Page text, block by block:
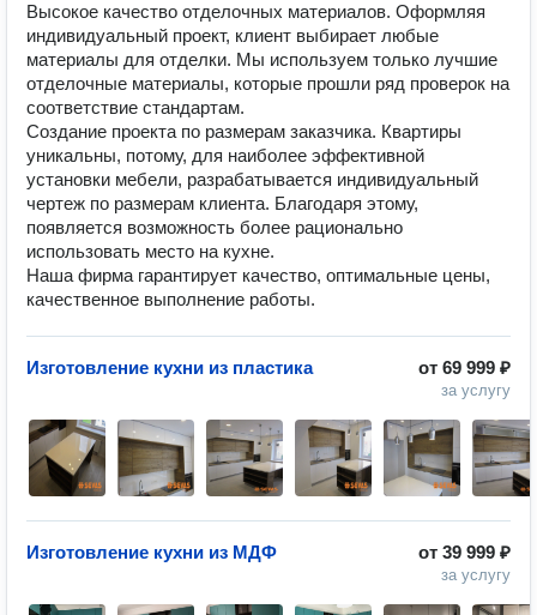
Высокое качество отделочных материалов. Оформляя
индивидуальный проект, клиент выбирает любые
материалы для отделки. Мы используем только лучшие
отделочные материалы, которые прошли ряд проверок на
соответствие стандартам.
Создание проекта по размерам заказчика. Квартиры
уникальны, потому, для наиболее эффективной
установки мебели, разрабатывается индивидуальный
чертеж по размерам клиента. Благодаря этому,
появляется возможность более рационально
использовать место на кухне.
Наша фирма гарантирует качество, оптимальные цены,
качественное выполнение работы.
от 69 999 ₽
за услугу
Изготовление кухни из пластика
от 39 999 ₽
за услугу
Изготовление кухни из МДФ